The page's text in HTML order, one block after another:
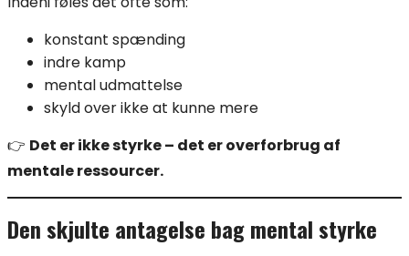
konstant spænding
indre kamp
mental udmattelse
skyld over ikke at kunne mere
👉 Det er ikke styrke – det er overforbrug af
mentale ressourcer.
Den skjulte antagelse bag mental styrke